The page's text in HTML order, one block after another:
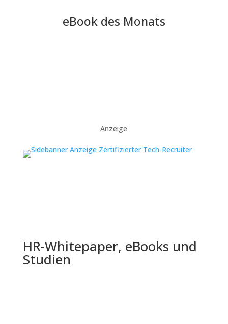
eBook des Monats
Anzeige
HR-Whitepaper, eBooks und
Studien